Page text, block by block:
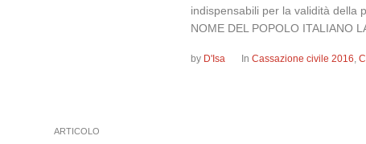
indispensabili per la validità della
NOME DEL POPOLO ITALIANO
by D'Isa InCassazione civile 2016,
ARTICOLO